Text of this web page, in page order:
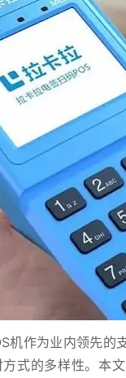
机作为业内领先的
式的多样性。本